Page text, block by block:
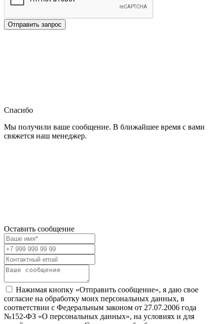
Отправить запрос
Спасибо
Мы получили ваше сообщение. В ближайшее время с вами
свяжется наш менеджер.
Оставить сообщение
Нажимая кнопку «Отправить сообщение», я даю свое
согласие на обработку моих персональных данных, в
соответствии с Федеральным законом от 27.07.2006 года
№152-ФЗ «О персональных данных», на условиях и для